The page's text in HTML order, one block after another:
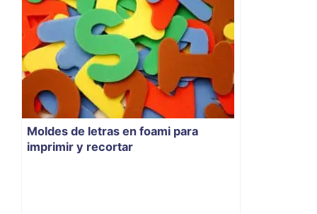
Moldes de letras en foami para
imprimir y recortar